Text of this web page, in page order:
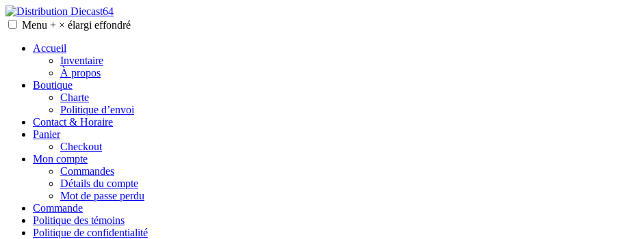
Skip
to
Distribution Diecast64
Une passion, un mode de vie.
Menu + × élargi effondré
Accueil
Inventaire
À propos
Boutique
Charte
Politique d’envoi
Contact & Horaire
Panier
Checkout
Mon compte
Commandes
Détails du compte
Mot de passe perdu
Commande
Politique des témoins
Politique de confidentialité